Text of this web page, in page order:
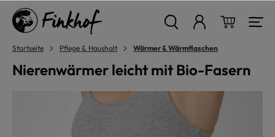
springen
Startseite Pflege & Haushalt Wärmer & Wärmflaschen
Nierenwärmer leicht mit Bio-Fasern
Bildergalerie überspringen